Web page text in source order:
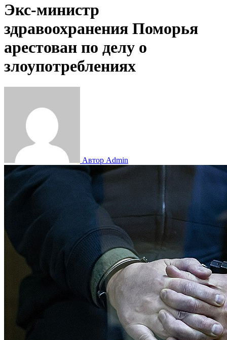
Экс-министр
здравоохранения Поморья
арестован по делу о
злоупотреблениях
Автор Admin